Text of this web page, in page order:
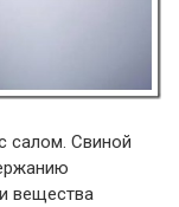
салом. Свиной
вещества